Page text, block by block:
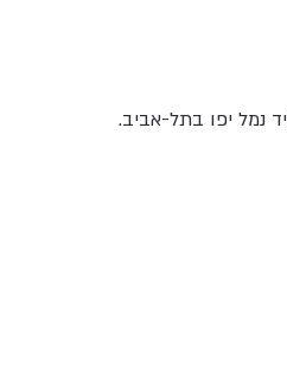
נמל יפו בתל-אביב.